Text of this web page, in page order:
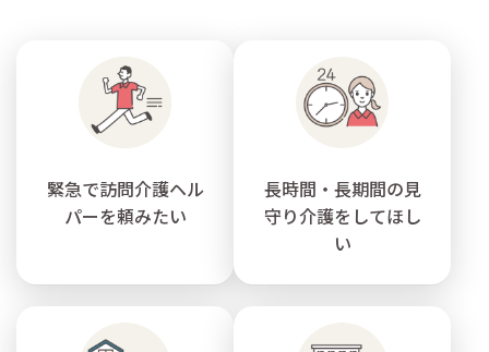
緊急で訪問介護ヘル
パーを頼みたい
長時間・長期間の見
守り介護をしてほし
い